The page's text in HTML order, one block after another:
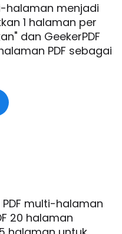
halaman menjadi
1 halaman per
dan GeekerPDF
PDF sebagai
multi-halaman
20 halaman